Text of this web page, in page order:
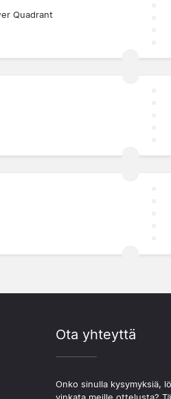
Quadrant
Ota yhteyttä
Onko sinulla kysymyksiä,